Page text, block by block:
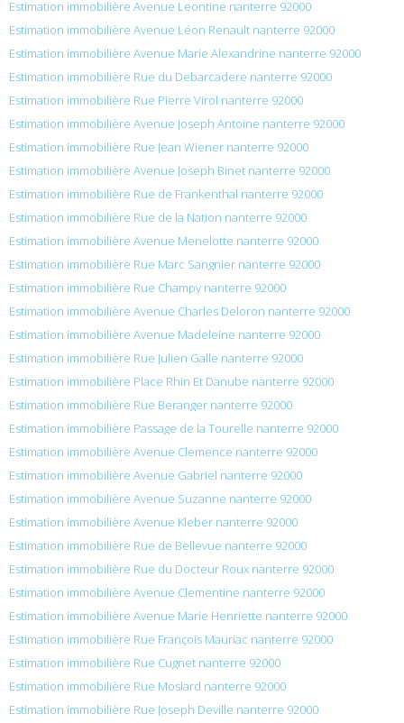
Estimation immobilière Avenue Leontine nanterre 92000
Estimation immobilière Avenue Léon Renault nanterre 92000
Estimation immobilière Avenue Marie Alexandrine nanterre 92000
Estimation immobilière Rue du Debarcadere nanterre 92000
Estimation immobilière Rue Pierre Virol nanterre 92000
Estimation immobilière Avenue Joseph Antoine nanterre 92000
Estimation immobilière Rue Jean Wiener nanterre 92000
Estimation immobilière Avenue Joseph Binet nanterre 92000
Estimation immobilière Rue de Frankenthal nanterre 92000
Estimation immobilière Rue de la Nation nanterre 92000
Estimation immobilière Avenue Menelotte nanterre 92000
Estimation immobilière Rue Marc Sangnier nanterre 92000
Estimation immobilière Rue Champy nanterre 92000
Estimation immobilière Avenue Charles Deloron nanterre 92000
Estimation immobilière Avenue Madeleine nanterre 92000
Estimation immobilière Rue Julien Galle nanterre 92000
Estimation immobilière Place Rhin Et Danube nanterre 92000
Estimation immobilière Rue Beranger nanterre 92000
Estimation immobilière Passage de la Tourelle nanterre 92000
Estimation immobilière Avenue Clemence nanterre 92000
Estimation immobilière Avenue Gabriel nanterre 92000
Estimation immobilière Avenue Suzanne nanterre 92000
Estimation immobilière Avenue Kleber nanterre 92000
Estimation immobilière Rue de Bellevue nanterre 92000
Estimation immobilière Rue du Docteur Roux nanterre 92000
Estimation immobilière Avenue Clementine nanterre 92000
Estimation immobilière Avenue Marie Henriette nanterre 92000
Estimation immobilière Rue François Mauriac nanterre 92000
Estimation immobilière Rue Cugnet nanterre 92000
Estimation immobilière Rue Moslard nanterre 92000
Estimation immobilière Rue Joseph Deville nanterre 92000